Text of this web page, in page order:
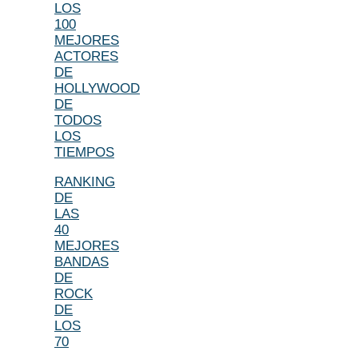
LOS
100
MEJORES
ACTORES
DE
HOLLYWOOD
DE
TODOS
LOS
TIEMPOS
RANKING
DE
LAS
40
MEJORES
BANDAS
DE
ROCK
DE
LOS
70